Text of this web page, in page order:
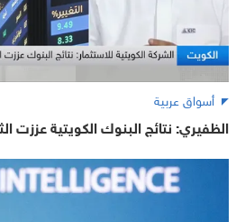
أسواق عربية
الظفيري: نتائج البنوك الكويتية عززت